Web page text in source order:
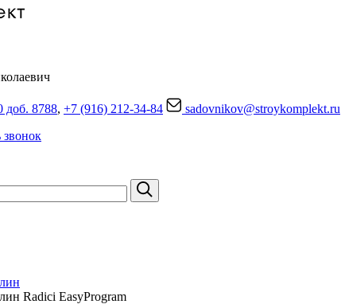
доб. 8788, +7 (916) 212-34-84
sadovnikov@stroykomplekt.ru
звонок
Radici EasyProgram